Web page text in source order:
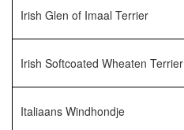
Irish Glen of Imaal Terrier
Irish Softcoated Wheaten Terrier
Italiaans Windhondje